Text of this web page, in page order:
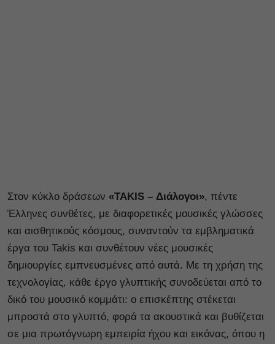
Στον κύκλο δράσεων «TAKIS – Διάλογοι», πέντε
Έλληνες συνθέτες, με διαφορετικές μουσικές γλώσσες
και αισθητικούς κόσμους, συναντούν τα εμβληματικά
έργα του Takis και συνθέτουν νέες μουσικές
δημιουργίες εμπνευσμένες από αυτά. Με τη χρήση της
τεχνολογίας, κάθε έργο γλυπτικής συνοδεύεται από το
δικό του μουσικό κομμάτι: ο επισκέπτης στέκεται
μπροστά στο γλυπτό, φορά τα ακουστικά και βυθίζεται
σε μια πρωτόγνωρη εμπειρία ήχου και εικόνας, όπου η